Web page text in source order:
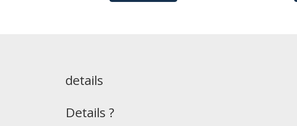
details
Details ?